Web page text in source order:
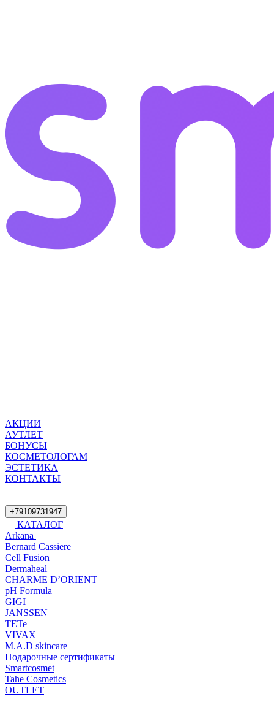
АКЦИИ
АУТЛЕТ
БОНУСЫ
КОСМЕТОЛОГАМ
ЭСТЕТИКА
КОНТАКТЫ
+79109731947
КАТАЛОГ
Arkana
Bernard Cassiere
Cell Fusion
Dermaheal
CHARME D’ORIENT
pH Formula
GIGI
JANSSEN
TETe
VIVAX
M.A.D skincare
Подарочные сертификаты
Smartcosmet
Tahe Cosmetics
OUTLET